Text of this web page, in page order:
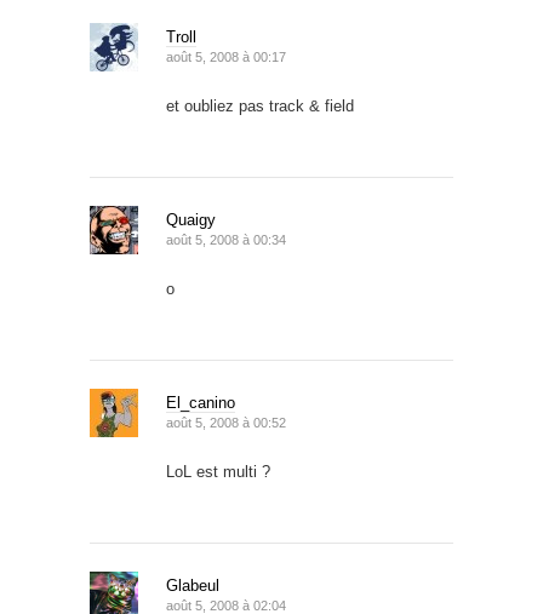
Troll
août 5, 2008 à 00:17
et oubliez pas track & field
Quaigy
août 5, 2008 à 00:34
o
El_canino
août 5, 2008 à 00:52
LoL est multi ?
Glabeul
août 5, 2008 à 02:04